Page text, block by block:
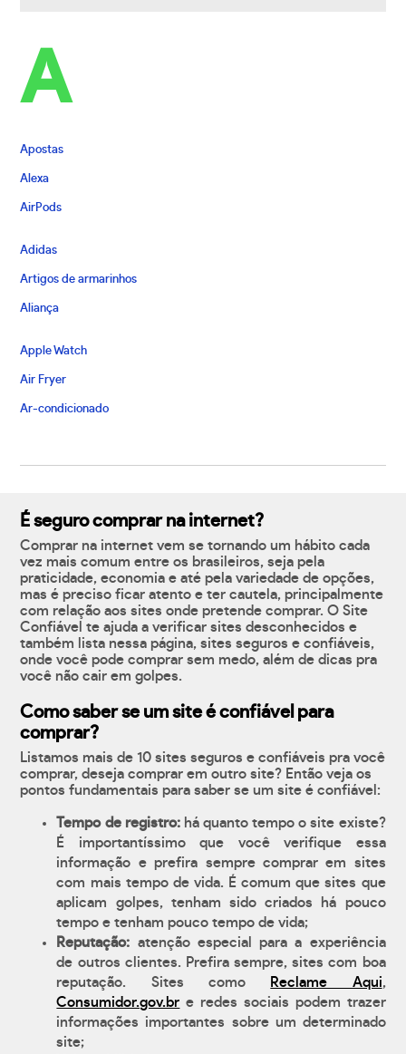
A
Apostas
Alexa
AirPods
Adidas
Artigos de armarinhos
Aliança
Apple Watch
Air Fryer
Ar-condicionado
É seguro comprar na internet?
Comprar na internet vem se tornando um hábito cada
vez mais comum entre os brasileiros, seja pela
praticidade, economia e até pela variedade de opções,
mas é preciso ficar atento e ter cautela, principalmente
com relação aos sites onde pretende comprar. O Site
Confiável te ajuda a verificar sites desconhecidos e
também lista nessa página, sites seguros e confiáveis,
onde você pode comprar sem medo, além de dicas pra
você não cair em golpes.
Como saber se um site é confiável para
comprar?
Listamos mais de 10 sites seguros e confiáveis pra você
comprar, deseja comprar em outro site? Então veja os
pontos fundamentais para saber se um site é confiável:
Tempo de registro:há quanto tempo o site existe?
É importantíssimo que você verifique essa
informação e prefira sempre comprar em sites
com mais tempo de vida. É comum que sites que
aplicam golpes, tenham sido criados há pouco
tempo e tenham pouco tempo de vida;
Reputação: atenção especial para a experiência
de outros clientes. Prefira sempre, sites com boa
reputação. Sites como
Reclame Aqui,
Consumidor.gov.br e redes sociais podem trazer
informações importantes sobre um determinado
site;